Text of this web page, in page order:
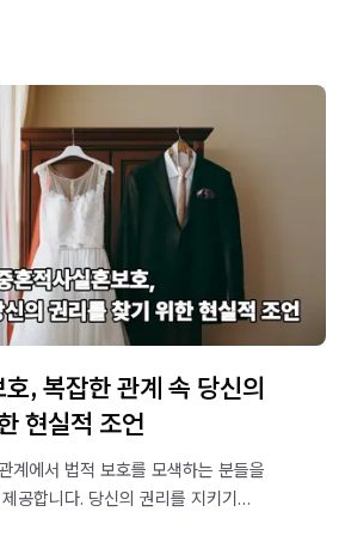
, 복잡한 관계 속 당신의
현실적 조언
계에서 법적 보호를 모색하는 분들을
공합니다. 당신의 권리를 지키기